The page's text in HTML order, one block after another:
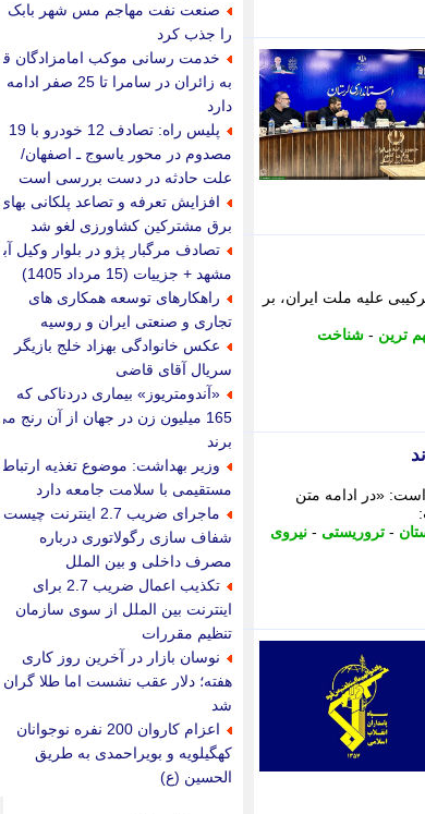
علیه ملت ایران، بر
ترین - شناخت
«در ادامه متن
- تروریستی - نیروی
صنعت نفت مهاجم مس شهر بابک
را جذب کرد
خدمت رسانی موکب امامزادگان قم
به زائران در سامرا تا 25 صفر ادامه
دارد
پلیس راه: تصادف 12 خودرو با 19
مصدوم در محور یاسوج ـ اصفهان/
علت حادثه در دست بررسی است
افزایش تعرفه و تصاعد پلکانی بهای
برق مشترکین کشاورزی لغو شد
تصادف مرگبار پژو در بلوار وکیل آباد
مشهد + جزییات (15 مرداد 1405)
راهکارهای توسعه همکاری های
تجاری و صنعتی ایران و روسیه
عکس خانوادگی بهزاد خلج بازیگر
سریال آقای قاضی
«آندومتریوز» بیماری دردناکی که
165 میلیون زن در جهان از آن رنج می
برند
وزیر بهداشت: موضوع تغذیه ارتباط
مستقیمی با سلامت جامعه دارد
ماجرای ضریب 2.7 اینترنت چیست؟
شفاف سازی رگولاتوری درباره
مصرف داخلی و بین الملل
تکذیب اعمال ضریب 2.7 برای
اینترنت بین الملل از سوی سازمان
تنظیم مقررات
نوسان بازار در آخرین روز کاری
هفته؛ دلار عقب نشست اما طلا گران
شد
اعزام کاروان 200 نفره نوجوانان
کهگیلویه و بویراحمدی به طریق
الحسین (ع)